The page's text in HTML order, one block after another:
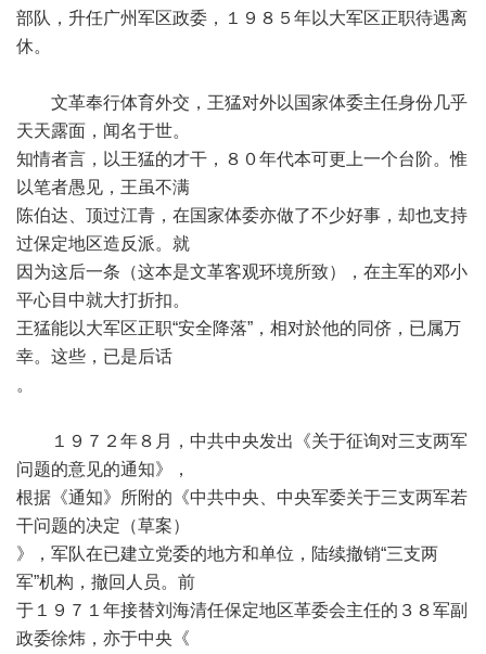
部队，升任广州军区政委，１９８５年以大军区正职待遇离
休。
文革奉行体育外交，王猛对外以国家体委主任身份几乎
天天露面，闻名于世。
知情者言，以王猛的才干，８０年代本可更上一个台阶。惟
以笔者愚见，王虽不满
陈伯达、顶过江青，在国家体委亦做了不少好事，却也支持
过保定地区造反派。就
因为这后一条（这本是文革客观环境所致），在主军的邓小
平心目中就大打折扣。
王猛能以大军区正职“安全降落”，相对於他的同侪，已属万
幸。这些，已是后话
。
１９７２年８月，中共中央发出《关于征询对三支两军
问题的意见的通知》，
根据《通知》所附的《中共中央、中央军委关于三支两军若
干问题的决定（草案）
》，军队在已建立党委的地方和单位，陆续撤销“三支两
军”机构，撤回人员。前
于１９７１年接替刘海清任保定地区革委会主任的３８军副
政委徐炜，亦于中央《